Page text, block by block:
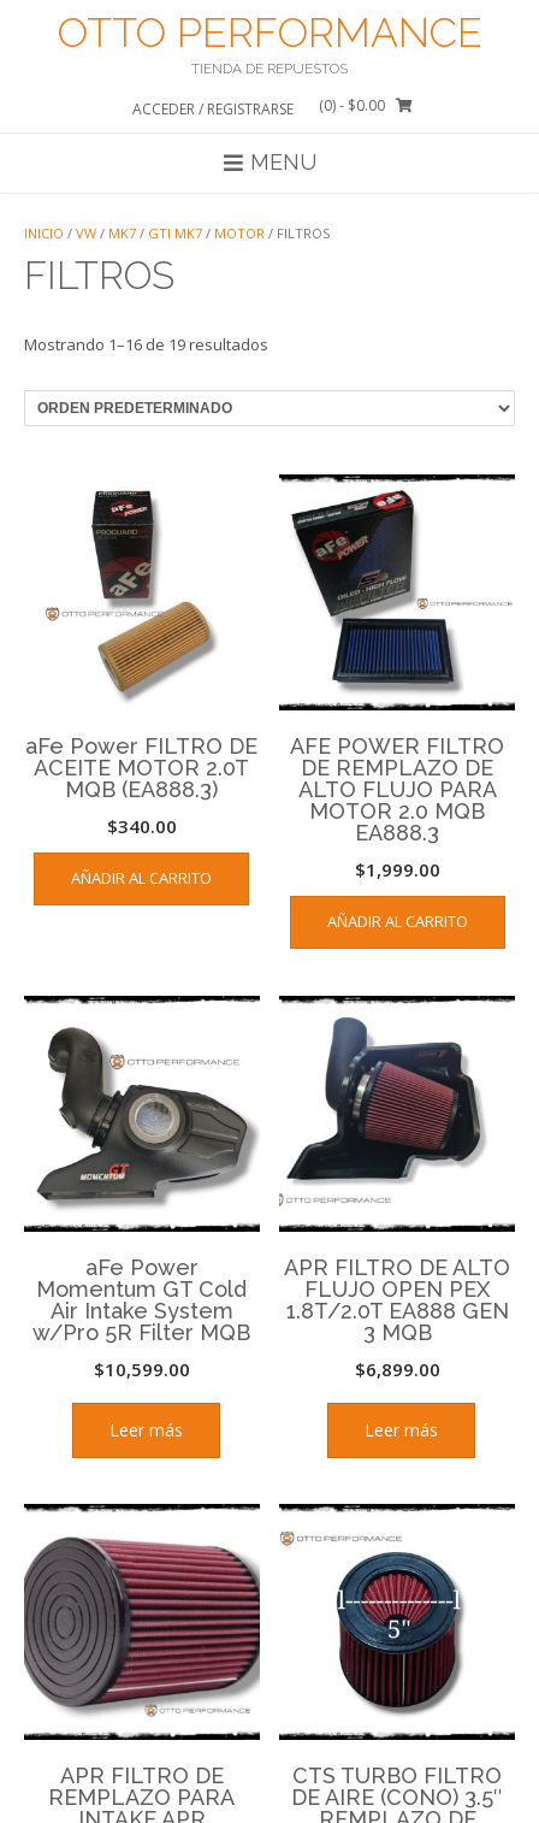
OTTO PERFORMANCE
TIENDA DE REPUESTOS
ACCEDER / REGISTRARSE (0)- $0.00
MENU
INICIO / VW / MK7 / GTI MK7 / MOTOR / FILTROS
FILTROS
Mostrando 1–16 de 19 resultados
aFe Power FILTRO DE
ACEITE MOTOR 2.0T
MQB (EA888.3)
$340.00
AÑADIR AL CARRITO
AFE POWER FILTRO
DE REMPLAZO DE
ALTO FLUJO PARA
MOTOR 2.0 MQB
EA888.3
$1,999.00
AÑADIR AL CARRITO
aFe Power
Momentum GT Cold
Air Intake System
w/Pro 5R Filter MQB
$10,599.00
Leer más
APR FILTRO DE ALTO
FLUJO OPEN PEX
1.8T/2.0T EA888 GEN
3 MQB
$6,899.00
Leer más
APR FILTRO DE
REMPLAZO PARA
CTS TURBO FILTRO
DE AIRE (CONO) 3.5″